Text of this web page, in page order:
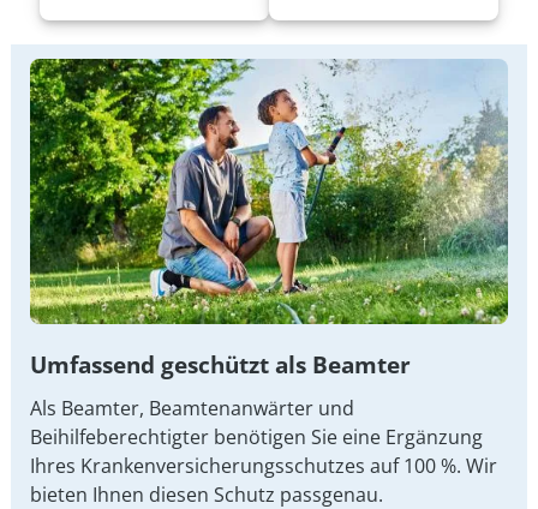
Umfassend geschützt als Beamter
Als Beamter, Beamtenanwärter und
Beihilfeberechtigter benötigen Sie eine Ergänzung
Ihres Kran­ken­ver­si­che­rungs­schut­zes auf 100 %. Wir
bieten Ihnen diesen Schutz passgenau.